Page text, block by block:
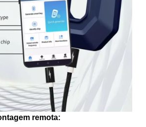
remota: